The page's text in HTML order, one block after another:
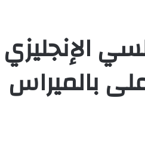
بالميراس